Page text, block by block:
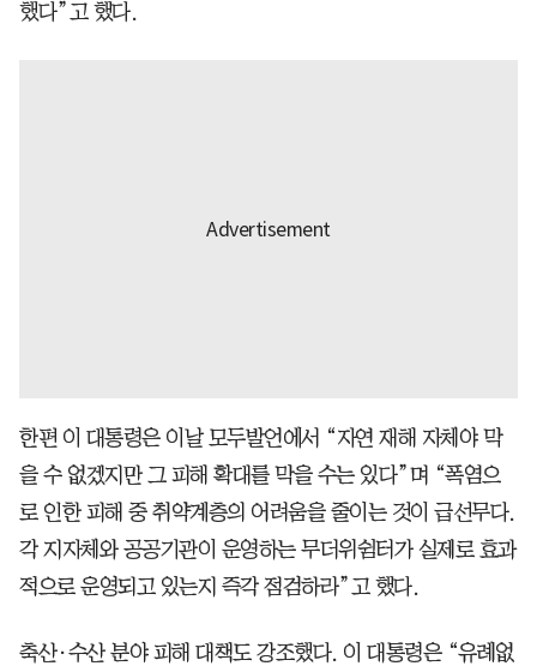
했다”고 했다.
한편 이 대통령은 이날 모두발언에서 “자연 재해 자체야 막
을 수 없겠지만 그 피해 확대를 막을 수는 있다”며 “폭염으
로 인한 피해 중 취약계층의 어려움을 줄이는 것이 급선무다.
각 지자체와 공공기관이 운영하는 무더위쉼터가 실제로 효과
적으로 운영되고 있는지 즉각 점검하라”고 했다.
축산·수산 분야 피해 대책도 강조했다. 이 대통령은 “유례없